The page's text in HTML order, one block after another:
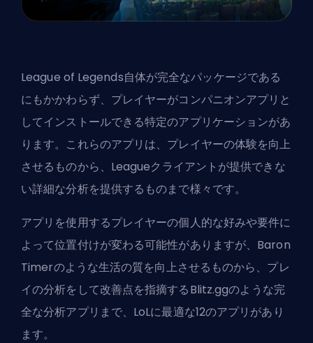
League of Legends自体が完全なパッケージである
にもかかわらず、プレイヤーがコンパニオンアプリと
してインストールできる特定のアプリケーションがあ
ります。これらのアプリは、プレイヤーの体験を向上
させるものから、Leagueクライアントが提供できな
い詳細な分析を提供するものまで様々です。
アプリを使用するプレイヤーの個人的な好みや要件に
よって位置付けが変わる可能性がありますが、Baron
Timerのような生活の質を向上させるものから、プレ
イの分析をして改善点を指摘するBlitz.ggのような完
全な分析アプリまで、LoLに最適な12のアプリがあり
ます。